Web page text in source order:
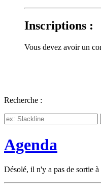
Inscriptions :
Vous devez avoir un
Recherche :
Agenda
Désolé, il n'y a pas de sortie